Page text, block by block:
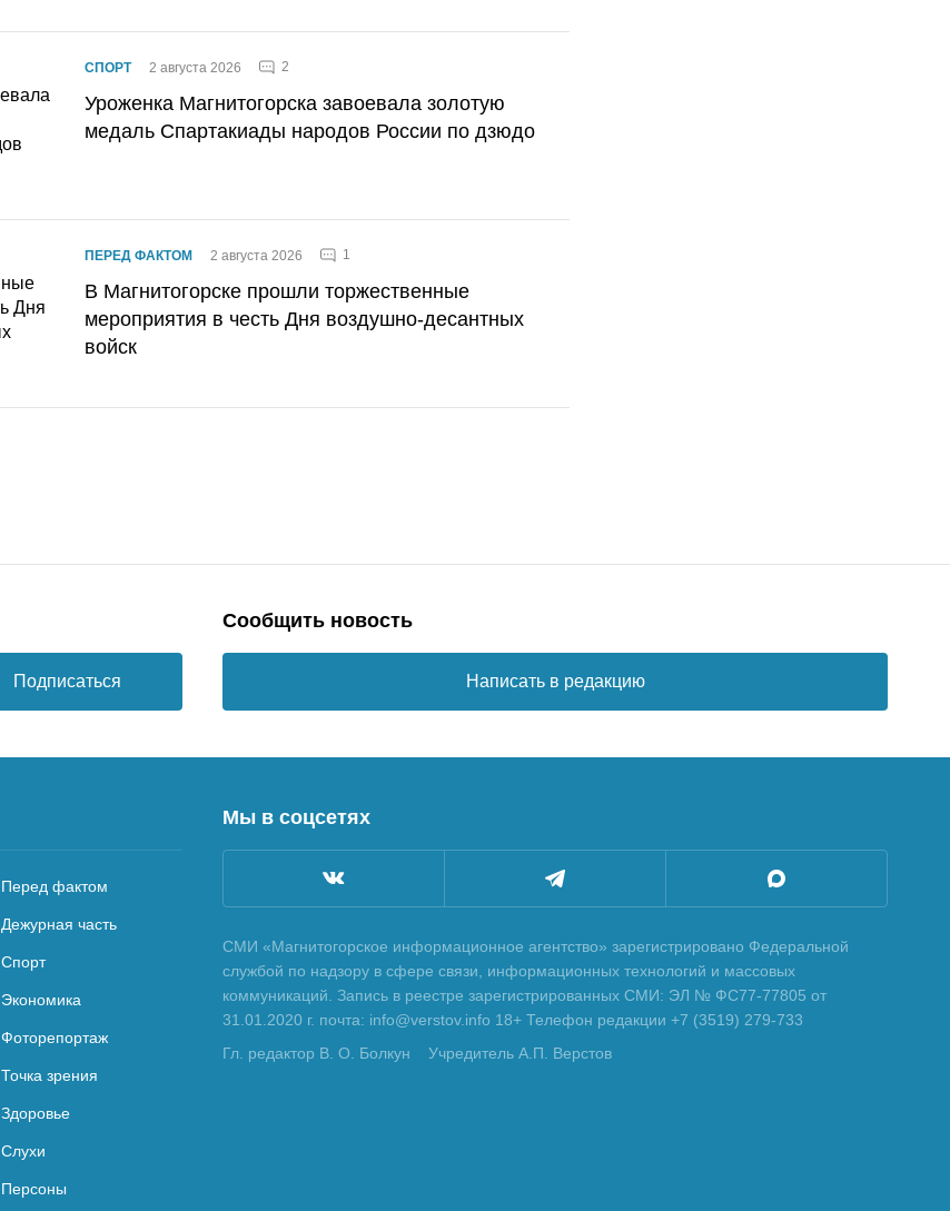
СПОРТ 2 августа 2026 2
Уроженка Магнитогорска завоевала золотую
медаль Спартакиады народов России по дзюдо
ПЕРЕД ФАКТОМ 2 августа 2026 1
В Магнитогорске прошли торжественные
мероприятия в честь Дня воздушно-десантных
войск
Подписаться
Сообщить новость
Написать в редакцию
Перед фактом
Дежурная часть
Спорт
Экономика
Фоторепортаж
Точка зрения
Здоровье
Слухи
Персоны
Мы в соцсетях
СМИ «Магнитогорское информационное агентство» зарегистрировано Федеральной
службой по надзору в сфере связи, информационных технологий и массовых
коммуникаций. Запись в реестре зарегистрированных СМИ: ЭЛ № ФС77-77805 от
31.01.2020 г. почта: info@verstov.info 18+ Телефон редакции +7 (3519) 279-733
Гл. редактор В. О. Болкун
Учредитель А.П. Верстов